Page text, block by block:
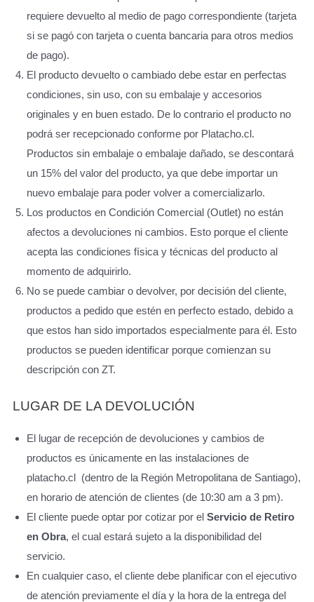
requiere devuelto al medio de pago correspondiente (tarjeta
si se pagó con tarjeta o cuenta bancaria para otros medios
de pago).
El producto devuelto o cambiado debe estar en perfectas
condiciones, sin uso, con su embalaje y accesorios
originales y en buen estado. De lo contrario el producto no
podrá ser recepcionado conforme por Platacho.cl.
Productos sin embalaje o embalaje dañado, se descontará
un 15% del valor del producto, ya que debe importar un
nuevo embalaje para poder volver a comercializarlo.
Los productos en Condición Comercial (Outlet) no están
afectos a devoluciones ni cambios. Esto porque el cliente
acepta las condiciones física y técnicas del producto al
momento de adquirirlo.
No se puede cambiar o devolver, por decisión del cliente,
productos a pedido que estén en perfecto estado, debido a
que estos han sido importados especialmente para él. Esto
productos se pueden identificar porque comienzan su
descripción con ZT.
LUGAR DE LA DEVOLUCIÓN
El lugar de recepción de devoluciones y cambios de
productos es únicamente en las instalaciones de
platacho.cl (dentro de la Región Metropolitana de Santiago),
en horario de atención de clientes (de 10:30 am a 3 pm).
El cliente puede optar por cotizar por el Servicio de Retiro
en Obra, el cual estará sujeto a la disponibilidad del
servicio.
En cualquier caso, el cliente debe planificar con el ejecutivo
de atención previamente el día y la hora de la entrega del